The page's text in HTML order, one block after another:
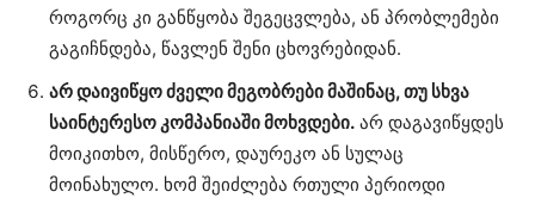
როგორც კი განწყობა შეგეცვლება, ან პრობლემები
გაგიჩნდება, წავლენ შენი ცხოვრებიდან.
არ დაივიწყო ძველი მეგობრები მაშინაც, თუ სხვა
საინტერესო კომპანიაში მოხვდები. არ დაგავიწყდეს
მოიკითხო, მისწერო, დაურეკო ან სულაც
მოინახულო. ხომ შეიძლება რთული პერიოდი